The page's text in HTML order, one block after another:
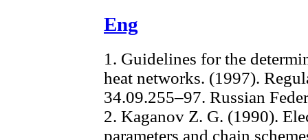
Eng
1. Guidelines for the
heat networks. (1997).
34.09.255–97. Russian
2. Kaganov Z. G. (1990).
parameters and chain